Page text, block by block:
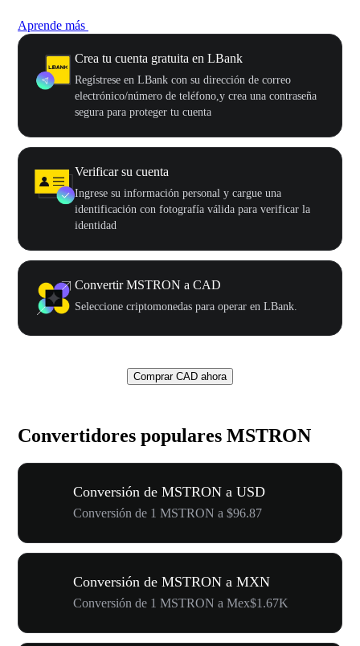
Aprende más
Crea tu cuenta gratuita en LBank
Regístrese en LBank con su dirección de correo
electrónico/número de teléfono,y crea una contraseña
segura para proteger tu cuenta
Verificar su cuenta
Ingrese su información personal y cargue una
identificación con fotografía válida para verificar la
identidad
Convertir MSTRON a CAD
Seleccione criptomonedas para operar en LBank.
Comprar CAD ahora
Convertidores populares MSTRON
Conversión de MSTRON a USD
Conversión de 1 MSTRON a $96.87
Conversión de MSTRON a MXN
Conversión de 1 MSTRON a Mex$1.67K